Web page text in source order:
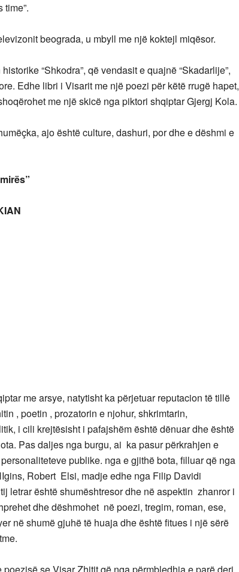
time”.
beograda, u mbyll me një koktejl miqësor.
“Shkodra”, që vendasit e quajnë “Skadarlije”,
Edhe libri i Visarit me një poezi për këtë rrugë hapet,
me një skicë nga piktori shqiptar Gjergj Kola.
ajo është culture, dashuri, por dhe e dëshmi e
drejtë”
me arsye, natytisht ka përjetuar reputacion të tillë
, poetin , prozatorin e njohur, shkrimtarin,
i cili krejtësisht i pafajshëm është dënuar dhe është
Pas daljes nga burgu, ai ka pasur përkrahjen e
publike. nga e gjithë bota, filluar që nga
Robert Elsi, madje edhe nga Filip Davidi
dhe në aspektin zhanror i
dhe dëshmohet në poezi, tregim, roman, ese,
në shumë gjuhë të huaja dhe është fitues i një sërë